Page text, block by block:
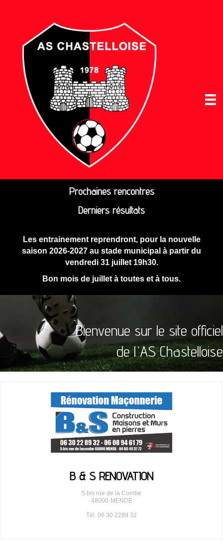
Prochaines rencontres
Derniers résultats
Les entrainement reprendront, pour la nouvelle
saison 2026-2027 au stade municipal à partir du
vendredi 31 juillet 19h30.
Bon mois de juillet à toutes et à tous.
Bienvenue sur le site officiel
de l'AS Chastelloise
B & S RENOVATION
5 bis rue de la Combe
48000 MENDE
Tél. 06 30 2289 32